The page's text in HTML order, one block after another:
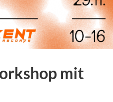
mit